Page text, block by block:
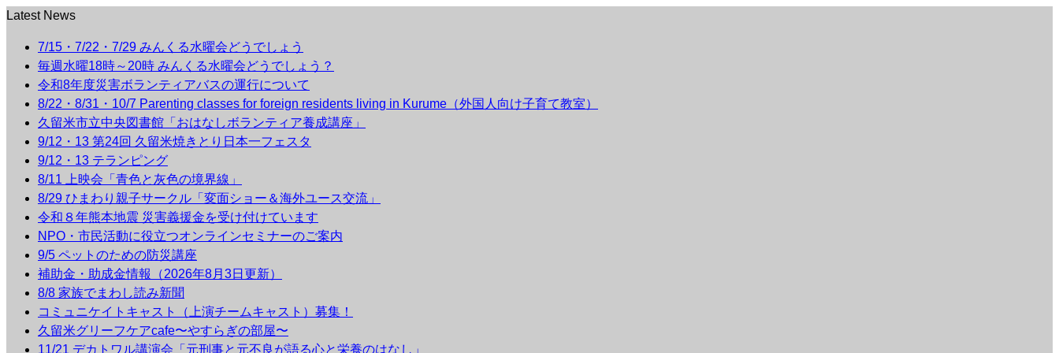
Latest News
7/15・7/22・7/29 みんくる水曜会どうでしょう
毎週水曜18時～20時 みんくる水曜会どうでしょう？
令和8年度災害ボランティアバスの運行について
8/22・8/31・10/7 Parenting classes for foreign residents living in Kurume（外国人向け子育て教室）
久留米市立中央図書館「おはなしボランティア養成講座」
9/12・13 第24回 久留米焼きとり日本一フェスタ
9/12・13 テランピング
8/11 上映会「青色と灰色の境界線」
8/29 ひまわり親子サークル「変面ショー＆海外ユース交流」
令和８年熊本地震 災害義援金を受け付けています
NPO・市民活動に役立つオンラインセミナーのご案内
9/5 ペットのための防災講座
補助金・助成金情報（2026年8月3日更新）
8/8 家族でまわし読み新聞
コミュニケイトキャスト（上演チームキャスト）募集！
久留米グリーフケアcafe〜やすらぎの部屋〜
11/21 デカトワル講演会「元刑事と元不良が語る心と栄養のはなし」